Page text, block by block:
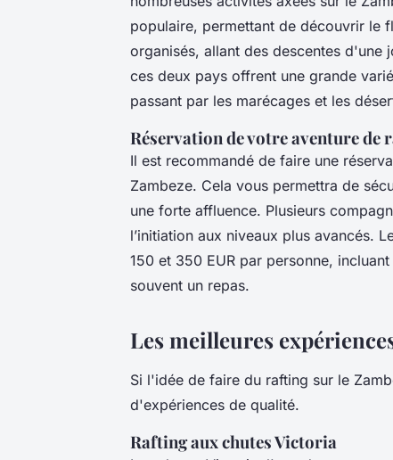
populaire, permettant de découvrir le
organisés, allant des descentes d'une
ces deux pays offrent une grande
passant par les marécages et les
Réservation de votre aventure de
Il est recommandé de faire une
Zambeze. Cela vous permettra de
une forte affluence. Plusieurs
l’initiation aux niveaux plus avancés.
150 et 350 EUR par personne,
souvent un repas.
Les meilleures
Si l'idée de faire du rafting sur le
d'expériences de qualité.
Rafting aux chutes Victoria